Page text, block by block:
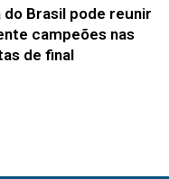
do Brasil pode reunir
campeões nas
de final